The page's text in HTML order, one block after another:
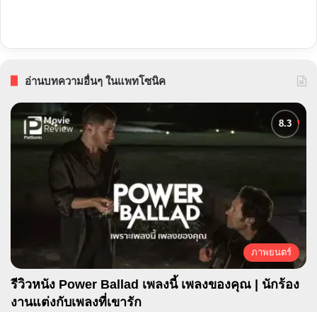
อ่านบทความอื่นๆ ในแพทโซนิค
ภาพยนตร์
รีวิวหนัง Power Ballad เพลงนี้ เพลงของคุณ | นักร้อง
งานแต่งกับเพลงที่เขารัก